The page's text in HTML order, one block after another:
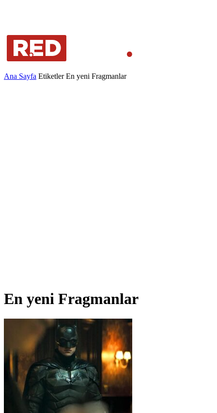
Ana Sayfa Etiketler En yeni Fragmanlar
En yeni Fragmanlar